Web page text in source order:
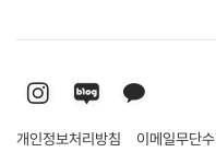
개인정보처리방침 이메일무단